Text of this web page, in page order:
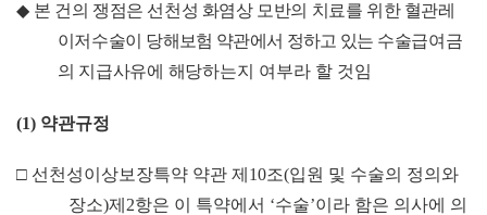
◆ 본 건의 쟁점은 선천성 화염상 모반의 치료를 위한 혈관레
이저수술이 당해보험 약관에서 정하고 있는 수술급여금
의 지급사유에 해당하는지 여부라 할 것임
(1) 약관규정
□ 선천성이상보장특약 약관 제 10조(입원 및 수술의 정의와
장소)제 2항은 이 특약에서 ‘수술’이라 함은 의사에 의